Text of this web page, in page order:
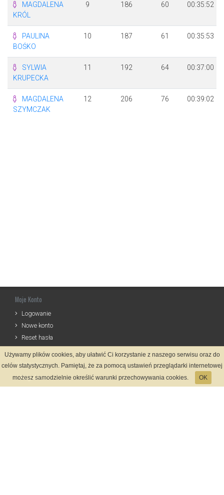
MAGDALENA
KRÓL
9 186 60 00:35:52
PAULINA
BOŚKO
10 187 61 00:35:53
SYLWIA
KRUPECKA
11 192 64 00:37:00
MAGDALENA
SZYMCZAK
12 206 76 00:39:02
Moje Konto
Logowanie
Nowe konto
Reset hasła
Informacje
Regulamin
Używamy plików cookies, aby ułatwić Ci korzystanie z naszego serwisu oraz do
celów statystycznych. Pamiętaj, że za pomocą ustawień przeglądarki internetowej
możesz samodzielnie określić warunki przechowywania cookies.
OK